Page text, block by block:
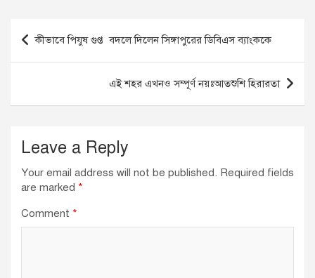
Post
navigation
কীভাবে পিযুষ গুপ্ত বদলে দিলেন সিঙ্গাপুরের ডিবিএস ব্যাংককে
এই শহর এখনও সম্পূর্ণ নয়ঃআতশুশি হিরারতা
Leave a Reply
Your email address will not be published. Required fields
are marked *
Comment *